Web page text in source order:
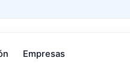
Empresas